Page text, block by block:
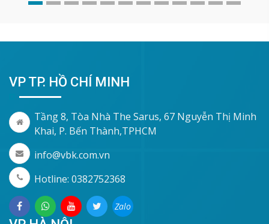
VP TP. HỒ CHÍ MINH
Tầng 8, Tòa Nhà The Sarus, 67 Nguyễn Thị Minh
Khai, P. Bến Thành,TPHCM
info@vbk.com.vn
Hotline: 0382752368
Zalo